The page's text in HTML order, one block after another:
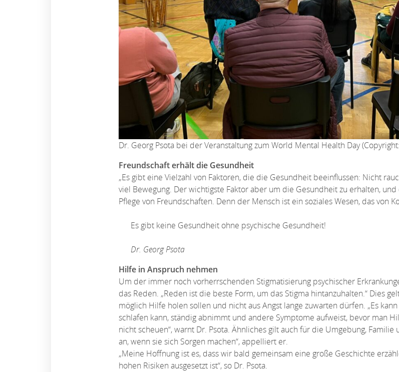
Dr. Georg Psota bei der Veranstaltung zum World Mental Health Day
Freundschaft erhält die Gesundheit
„Es gibt eine Vielzahl von Faktoren, die die Gesundheit beeinflussen: Nicht
viel Bewegung. Der wichtigste Faktor aber um die Gesundheit zu erhalten,
Pflege von Freundschaften. Denn der Mensch ist ein soziales Wesen, das von
Es gibt keine Gesundheit ohne psychische Gesundheit!
Dr. Georg Psota
Hilfe in Anspruch nehmen
Um der immer noch vorherrschenden Stigmatisierung psychischer
das Reden. „Reden ist die beste Form, um das Stigma hintanzuhalten.“ Dies
möglich Hilfe holen sollen und nicht aus Angst lange zuwarten dürfen. „Es
schlafen kann, ständig abnimmt und andere Symptome aufweist, bevor man
nicht scheuen“, warnt Dr. Psota. Ähnliches gilt auch für die Umgebung,
an, wenn sie sich Sorgen machen“, appelliert er.
„Meine Hoffnung ist es, dass wir bald gemeinsam eine große Geschichte
hohen Risiken ausgesetzt ist“, so Dr. Psota.